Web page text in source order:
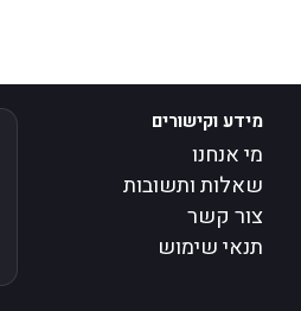
מידע וקישורים
מי אנחנו
שאלות ותשובות
צור קשר
תנאי שימוש